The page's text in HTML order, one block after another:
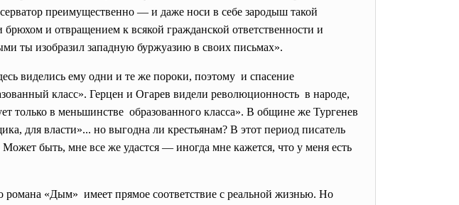
преимущественно — и даже носи в себе зародыш такой
и отвращением к всякой гражданской ответственности и
ты изобразил западную буржуазию в своих письмах».
виделись ему одни и те же пороки, поэтому и спасение
класс». Герцен и Огарев видели революционность в народе,
только в меньшинстве образованного класса». В общине же Тургенев
для власти»... но выгодна ли крестьянам? В этот период писатель
быть, мне все же удастся — иногда мне кажется, что у меня есть
романа «Дым» имеет прямое соответствие с реальной жизнью. Но